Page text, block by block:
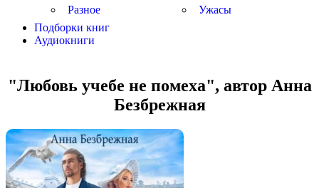
Разное
Ужасы
Подборки книг
Аудиокниги
"Любовь учебе не помеха", автор Анна
Безбрежная